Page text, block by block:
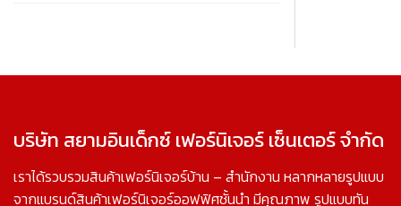
บริษัท สยามอินเด็กซ์ เฟอร์นิเจอร์ เซ็นเตอร์ จำกัด
เราได้รวบรวมสินค้าเฟอร์นิเจอร์บ้าน – สำนักงาน หลากหลายรูปแบบ
จากแบรนด์สินค้าเฟอร์นิเจอร์ออฟฟิศชั้นนำ มีคุณภาพ รูปแบบทัน